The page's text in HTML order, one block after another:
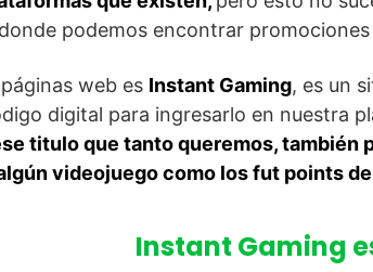
podemos encontrar
web es Instant Gaming, es un
digital para ingresarlo en nuestra
titulo que tanto queremos, también
videojuego como los fut points de
Instant Gaming